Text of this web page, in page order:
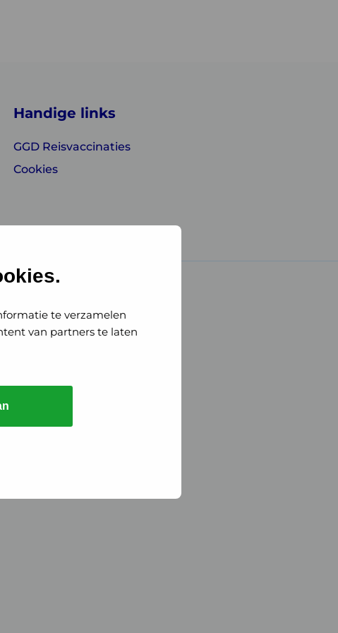
te verzamelen
van partners te laten
Handige links
GGD Reisvaccinaties
Cookies